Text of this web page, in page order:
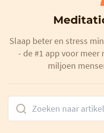
Slaap beter en stress
- de #1 app voor meer
miljoen